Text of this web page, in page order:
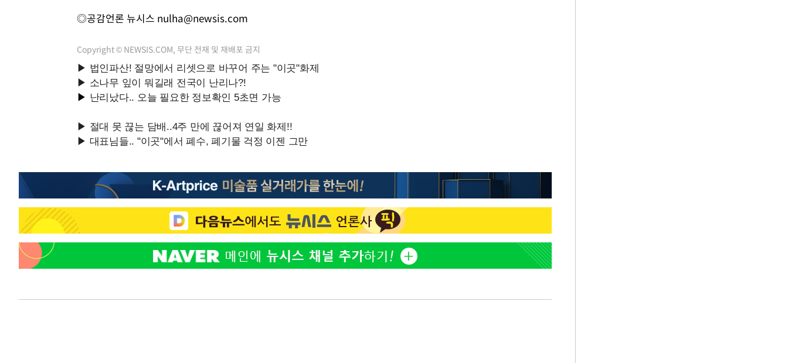
◎공감언론 뉴시스 nulha@newsis.com
Copyright © NEWSIS.COM, 무단 전재 및 재배포 금지